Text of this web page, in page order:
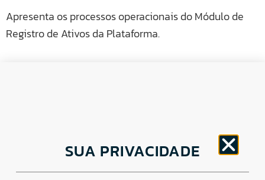
Apresenta os processos operacionais do Módulo de
Registro de Ativos da Plataforma.
Av. Brigadeiro Faria Lima, 1779 – 5oAndar Jardim
Paulistano, São Paulo/ SP – CEP: 01452-914
SUA PRIVACIDADE